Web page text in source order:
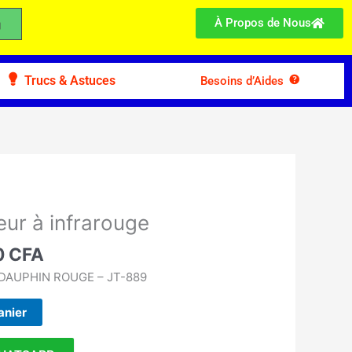
À Propos de Nous
Trucs & Astuces Besoins d’Aides
à infrarouge
CFA.
CFA
prix
actuel
9.500 CFA.
ROUGE – JT-889